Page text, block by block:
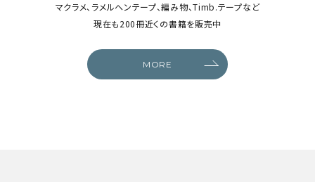
マクラメ、ラメルヘンテープ、編み物、Timb.テープなど
現在も200冊近くの書籍を販売中
MORE